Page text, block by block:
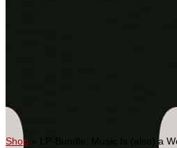
Shop LP-Bundle: Music Is (also) a